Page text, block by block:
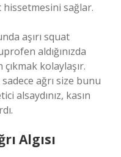
sağlar.
aşırı squat
aldığınızda
kolaylaşır.
ağrı size bunu
alsaydınız, kasın
Algısı